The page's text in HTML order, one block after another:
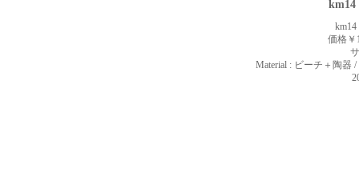
価格￥
Material : ビーチ＋陶器